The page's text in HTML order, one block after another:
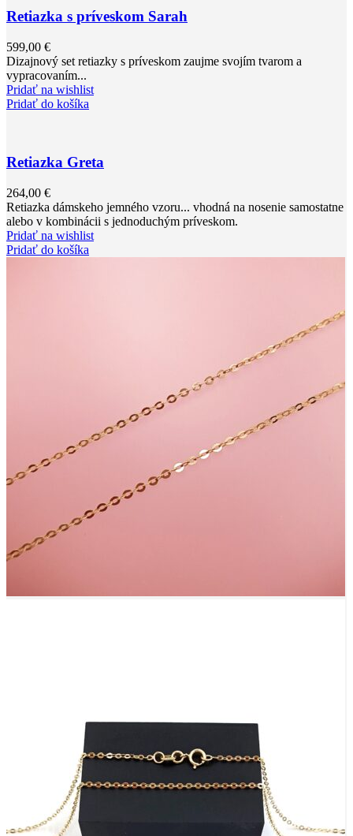
Retiazka s príveskom Sarah
599,00 €
Dizajnový set retiazky s príveskom zaujme svojím tvarom a
vypracovaním...
Pridať na wishlist
Pridať do košíka
Retiazka Greta
264,00 €
Retiazka dámskeho jemného vzoru... vhodná na nosenie samostatne
alebo v kombinácii s jednoduchým príveskom.
Pridať na wishlist
Pridať do košíka